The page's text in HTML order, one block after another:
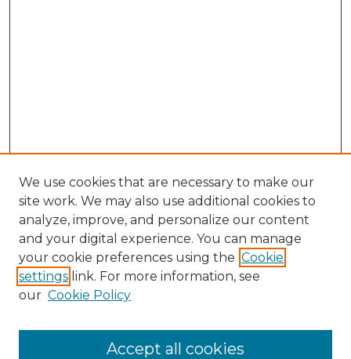
We use cookies that are necessary to make our
site work. We may also use additional cookies to
analyze, improve, and personalize our content
and your digital experience. You can manage
your cookie preferences using the Cookie
settings link. For more information, see
our Cookie Policy
Accept all cookies